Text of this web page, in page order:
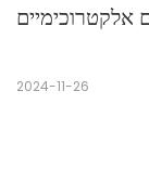
אלקטרוכימיים
2024-11-26